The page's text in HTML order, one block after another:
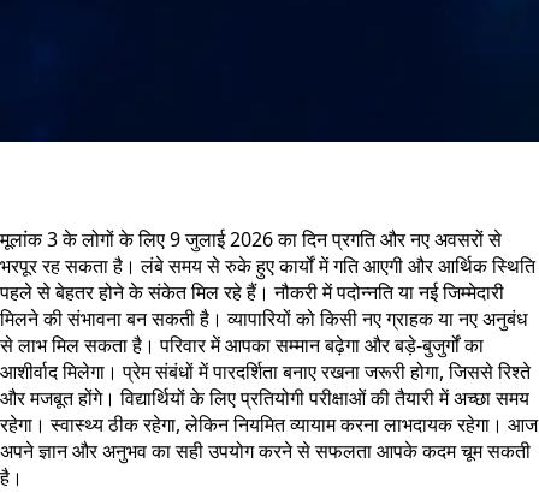
मूलांक 3 के लोगों के लिए 9 जुलाई 2026 का दिन प्रगति और नए अवसरों से
भरपूर रह सकता है। लंबे समय से रुके हुए कार्यों में गति आएगी और आर्थिक स्थिति
पहले से बेहतर होने के संकेत मिल रहे हैं। नौकरी में पदोन्नति या नई जिम्मेदारी
मिलने की संभावना बन सकती है। व्यापारियों को किसी नए ग्राहक या नए अनुबंध
से लाभ मिल सकता है। परिवार में आपका सम्मान बढ़ेगा और बड़े-बुजुर्गों का
आशीर्वाद मिलेगा। प्रेम संबंधों में पारदर्शिता बनाए रखना जरूरी होगा, जिससे रिश्ते
और मजबूत होंगे। विद्यार्थियों के लिए प्रतियोगी परीक्षाओं की तैयारी में अच्छा समय
रहेगा। स्वास्थ्य ठीक रहेगा, लेकिन नियमित व्यायाम करना लाभदायक रहेगा। आज
अपने ज्ञान और अनुभव का सही उपयोग करने से सफलता आपके कदम चूम सकती
है।